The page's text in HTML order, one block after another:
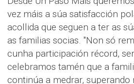
vez máis a súa satisfacción
acollida que seguen a ter as
as familias socias. "Non só
cunha participación récord,
celebramos tamén que a
continúa a medrar, superando